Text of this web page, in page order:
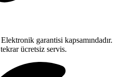
garantisi kapsamındadır.
ücretsiz servis.